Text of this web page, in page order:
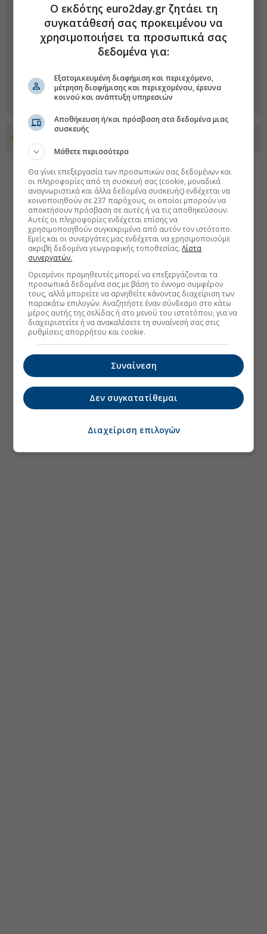
Ο εκδότης euro2day.gr ζητάει τη
συγκατάθεσή σας προκειμένου να
χρησιμοποιήσει τα προσωπικά σας
δεδομένα για:
Εξατομικευμένη διαφήμιση και περιεχόμενο,
μέτρηση διαφήμισης και περιεχομένου, έρευνα
κοινού και ανάπτυξη υπηρεσιών
Αποθήκευση ή/και πρόσβαση στα δεδομένα μιας
συσκευής
Μάθετε περισσότερα
Θα γίνει επεξεργασία των προσωπικών σας δεδομένων και
οι πληροφορίες από τη συσκευή σας (cookie, μοναδικά
αναγνωριστικά και άλλα δεδομένα συσκευής) ενδέχεται να
κοινοποιηθούν σε 237 παρόχους, οι οποίοι μπορούν να
αποκτήσουν πρόσβαση σε αυτές ή να τις αποθηκεύσουν.
Αυτές οι πληροφορίες ενδέχεται επίσης να
χρησιμοποιηθούν συγκεκριμένα από αυτόν τον ιστότοπο.
Εμείς και οι συνεργάτες μας ενδέχεται να χρησιμοποιούμε
ακριβή δεδομένα γεωγραφικής τοποθεσίας.Λίστα
συνεργατών.
Ορισμένοι προμηθευτές μπορεί να επεξεργάζονται τα
προσωπικά δεδομένα σας με βάση το έννομο συμφέρον
τους, αλλά μπορείτε να αρνηθείτε κάνοντας διαχείριση των
παρακάτω επιλογών. Αναζητήστε έναν σύνδεσμο στο κάτω
μέρος αυτής της σελίδας ή στο μενού του ιστοτόπου, για να
διαχειριστείτε ή να ανακαλέσετε τη συναίνεσή σας στις
ρυθμίσεις απορρήτου και cookie.
Συναίνεση
Δεν συγκατατίθεμαι
Διαχείριση επιλογών